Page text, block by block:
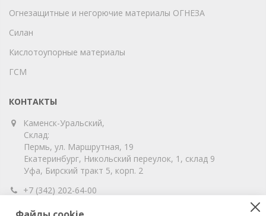
Огнезащитные и негорючие материалы ОГНЕЗА
Силан
Кислотоупорные материалы
ГСМ
КОНТАКТЫ
Каменск-Уральский,
Склад:
Пермь, ул. Маршрутная, 19
Екатеринбург, Никольский переулок, 1, склад 9
Уфа, Бирский тракт 5, корп. 2
+7 (342) 202-64-00
info@vitahim-perm.ru